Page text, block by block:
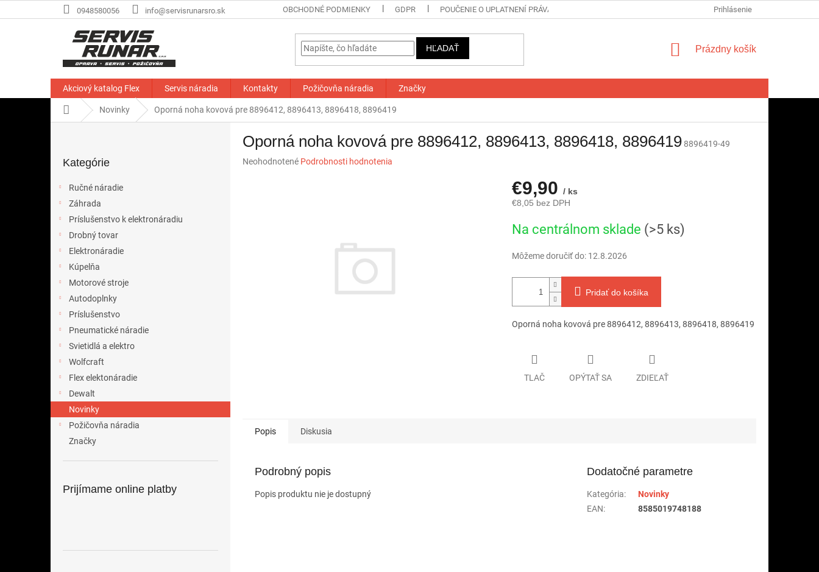
na
0948580056 info@servisrunarsro.sk OBCHODNÉ PODMIENKY GDPR POUČENIE O UPLATNENÍ PRÁVA SPOTREBITEĽA NA ODSTÚPENIE OD ZMLUVY FORMULÁR NA
Prihlásenie
HĽADAŤ
NÁKUPNÝ
Prázdny košík
Akciový katalog Flex Servis náradia Kontakty Požičovňa náradia Značky
DomovNovinky Oporná noha kovová pre 8896412, 8896413, 8896418, 8896419
kategórie
Kategórie
Ručné náradie
Záhrada
Príslušenstvo k elektronáradiu
Drobný tovar
Elektronáradie
Kúpelňa
Motorové stroje
Autodoplnky
Príslušenstvo
Pneumatické náradie
Svietidlá a elektro
Wolfcraft
Flex elektonáradie
Dewalt
Novinky
Požičovňa náradia
Značky
Prijímame online platby
Oporná noha kovová pre 8896412, 8896413, 8896418, 8896419 8896419-49
Priemerné
Neohodnotené Podrobnosti hodnotenia
€9,90 / ks
€8,05 bez DPH
cena:
Na centrálnom sklade (>5 ks)
Môžeme doručiť do: 12.8.2026
Pridať do košíka
Oporná noha kovová pre 8896412, 8896413, 8896418, 8896419
TLAČ OPÝTAŤ SA ZDIEĽAŤ
Popis Diskusia
Podrobný popis
Popis produktu nie je dostupný
Dodatočné parametre
Kategória:
Novinky
EAN: 8585019748188